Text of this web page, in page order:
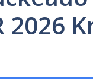
2026